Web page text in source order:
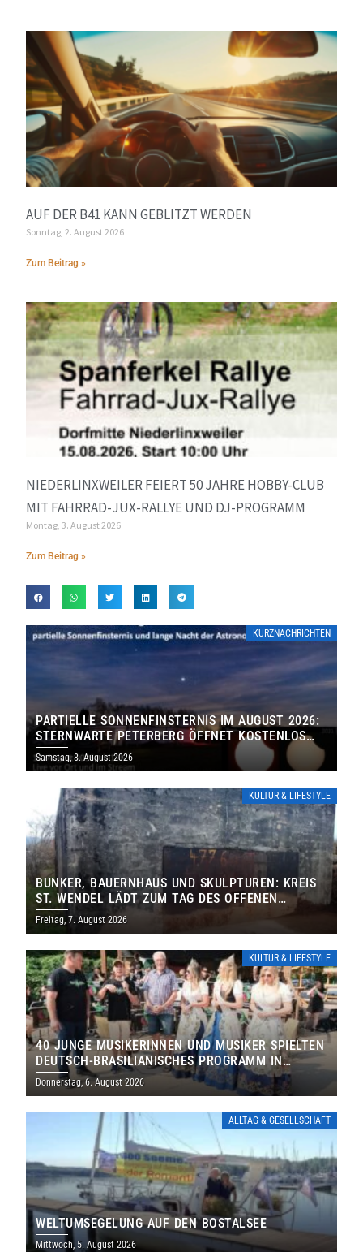
AUF DER B41 KANN GEBLITZT WERDEN
Sonntag, 2. August 2026
Zum Beitrag »
NIEDERLINXWEILER FEIERT 50 JAHRE HOBBY-CLUB
MIT FAHRRAD-JUX-RALLYE UND DJ-PROGRAMM
Montag, 3. August 2026
Zum Beitrag »
KURZNACHRICHTEN
PARTIELLE SONNENFINSTERNIS IM AUGUST 2026:
STERNWARTE PETERBERG ÖFFNET KOSTENLOS
IHRE TORE
Samstag, 8. August 2026
KULTUR & LIFESTYLE
BUNKER, BAUERNHAUS UND SKULPTUREN: KREIS
ST. WENDEL LÄDT ZUM TAG DES OFFENEN
DENKMALS EIN
Freitag, 7. August 2026
KULTUR & LIFESTYLE
40 JUNGE MUSIKERINNEN UND MUSIKER SPIELTEN
DEUTSCH-BRASILIANISCHES PROGRAMM IN
THOLEY
Donnerstag, 6. August 2026
ALLTAG & GESELLSCHAFT
WELTUMSEGELUNG AUF DEN BOSTALSEE
Mittwoch, 5. August 2026